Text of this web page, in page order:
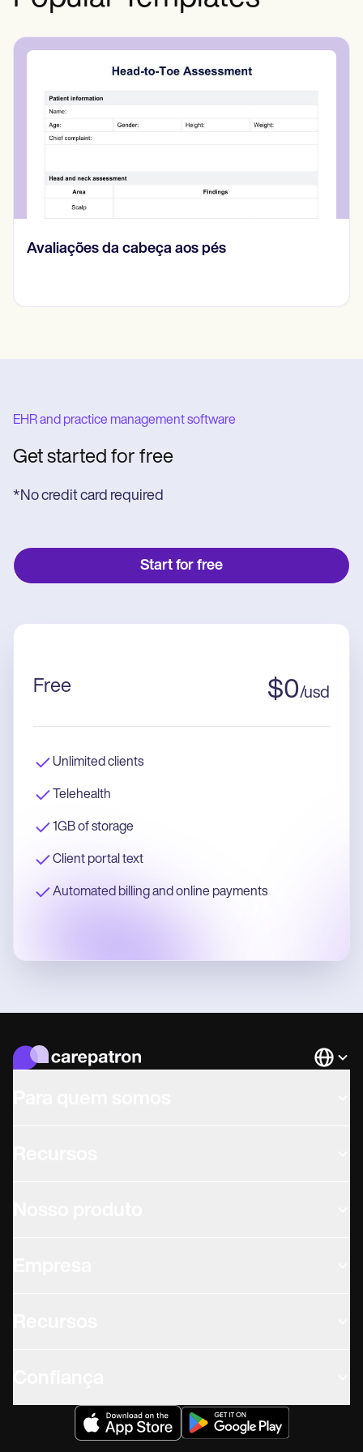
CBT Worksheet for Anxiety
EHR and practice management software
Get started for free
*No credit card required
Start for free
Free $0/usd
Unlimited clients
Telehealth
1GB of storage
Client portal text
Automated billing and online payments